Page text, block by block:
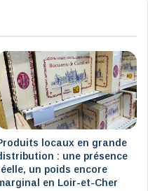
locaux en grande
: une présence
un poids encore
en Loir-et-Cher